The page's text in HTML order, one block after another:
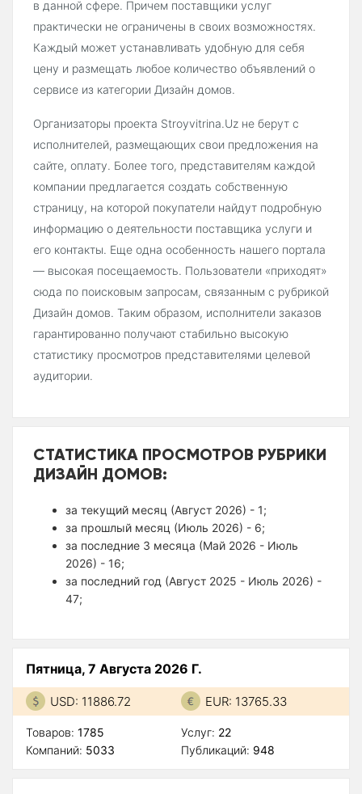
в данной сфере. Причем поставщики услуг
практически не ограничены в своих возможностях.
Каждый может устанавливать удобную для себя
цену и размещать любое количество объявлений о
сервисе из категории Дизайн домов.
Организаторы проекта Stroyvitrina.Uz не берут с
исполнителей, размещающих свои предложения на
сайте, оплату. Более того, представителям каждой
компании предлагается создать собственную
страницу, на которой покупатели найдут подробную
информацию о деятельности поставщика услуги и
его контакты. Еще одна особенность нашего портала
— высокая посещаемость. Пользователи «приходят»
сюда по поисковым запросам, связанным с рубрикой
Дизайн домов. Таким образом, исполнители заказов
гарантированно получают стабильно высокую
статистику просмотров представителями целевой
аудитории.
СТАТИСТИКА ПРОСМОТРОВ РУБРИКИ
ДИЗАЙН ДОМОВ:
за текущий месяц (Август 2026) - 1;
за прошлый месяц (Июль 2026) - 6;
за последние 3 месяца (Май 2026 - Июль
2026) - 16;
за последний год (Август 2025 - Июль 2026) -
47;
Пятница, 7 Августа 2026 Г.
USD: 11886.72 EUR: 13765.33
Товаров: 1785
Компаний: 5033
Услуг: 22
Публикаций: 948